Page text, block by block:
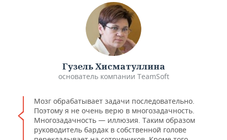
Гузель Хисматуллина
основатель компании TeamSoft
Мозг обрабатывает задачи последовательно.
Поэтому я не очень верю в многозадачность.
Многозадачность — иллюзия. Таким образом
руководитель бардак в собственной голове